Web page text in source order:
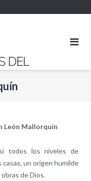
DEL
León Mallorquín
todos los niveles de
casas, un origen humilde
de Dios.